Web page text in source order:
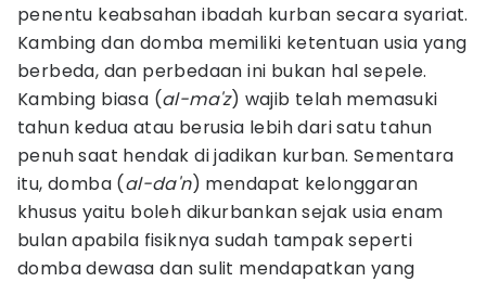
penentu keabsahan ibadah kurban secara syariat.
Kambing dan domba memiliki ketentuan usia yang
berbeda, dan perbedaan ini bukan hal sepele.
Kambing biasa (al-ma'z) wajib telah memasuki
tahun kedua atau berusia lebih dari satu tahun
penuh saat hendak di jadikan kurban. Sementara
itu, domba (al-da'n) mendapat kelonggaran
khusus yaitu boleh dikurbankan sejak usia enam
bulan apabila fisiknya sudah tampak seperti
domba dewasa dan sulit mendapatkan yang